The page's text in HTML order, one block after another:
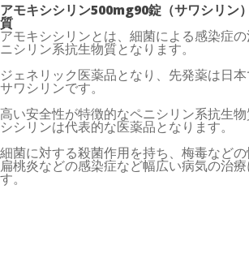
アモキシシリン500mg90錠（サワシリン
質
アモキシシリンとは、細菌による感染症
ニシリン系抗生物質となります。
ジェネリック医薬品となり、先発薬は日
サワシリンです。
高い安全性が特徴的なペニシリン系抗生
シシリンは代表的な医薬品となります。
細菌に対する殺菌作用を持ち、梅毒などの
扁桃炎などの感染症など幅広い病気の治
す。